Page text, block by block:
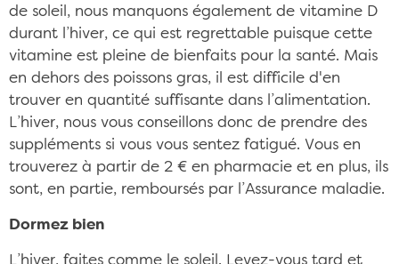
de soleil, nous manquons également de vitamine D
durant l’hiver, ce qui est regrettable puisque cette
vitamine est pleine de bienfaits pour la santé. Mais
en dehors des poissons gras, il est difficile d'en
trouver en quantité suffisante dans l’alimentation.
L’hiver, nous vous conseillons donc de prendre des
suppléments si vous vous sentez fatigué. Vous en
trouverez à partir de 2 € en pharmacie et en plus, ils
sont, en partie, remboursés par l’Assurance maladie.
Dormez bien
L’hiver, faites comme le soleil. Levez-vous tard et